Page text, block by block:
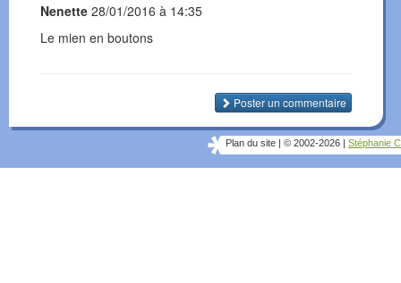
Nenette 28/01/2016 à 14:35
Le mien en boutons
Poster un commentaire
Plan du site | © 2002-2026 | Stéphanie C